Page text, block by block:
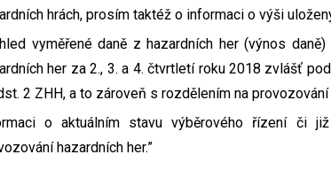
hrách, prosím taktéž o informaci o výši
vyměřené daně z hazardních her (výnos
her za 2., 3. a 4. čtvrtletí roku 2018 zvlášť
2 ZHH, a to zároveň s rozdělením na
o aktuálním stavu výběrového řízení či
hazardních her.”